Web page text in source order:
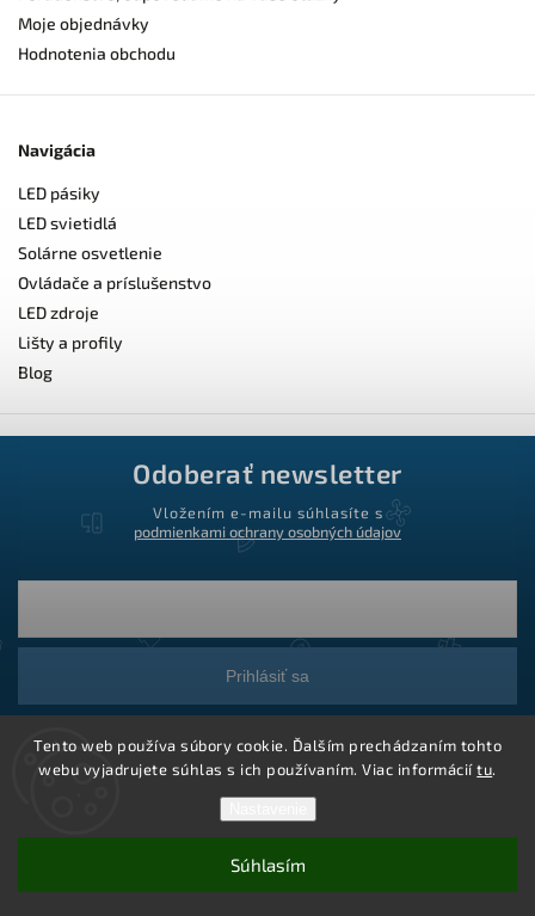
Tento web používa súbory cookie. Ďalším prechádzaním tohto
webu vyjadrujete súhlas s ich používaním. Viac informáciítu.
Súhlasím
Moje objednávky
Hodnotenia obchodu
Navigácia
LED pásiky
LED svietidlá
Solárne osvetlenie
Ovládače a príslušenstvo
LED zdroje
Lišty a profily
Blog
Odoberať newsletter
Vložením e-mailu súhlasíte s
podmienkami ochrany osobných údajov
Prihlásiť sa